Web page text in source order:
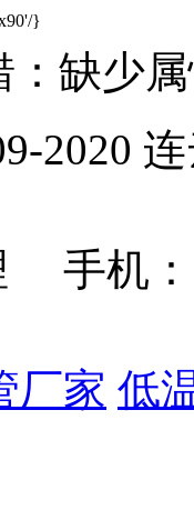
}
：缺少
2020
手机：
厂家 低